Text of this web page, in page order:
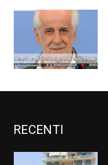
RECENTI